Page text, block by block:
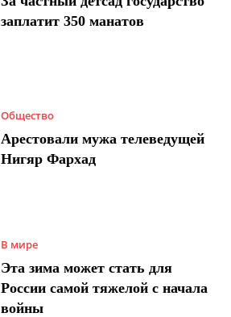
заплатит 350 манатов
Общество
Арестовали мужа телеведущей
Нигяр Фархад
В мире
Эта зима может стать для
России самой тяжелой с начала
войны